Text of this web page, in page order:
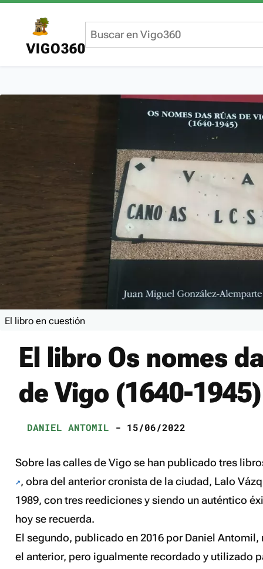
VIGO360
El libro en cuestión
El libro Os nomes
de Vigo (1640-1945)
DANIEL ANTOMIL - 15/06/2022
Sobre las calles de Vigo se han publicado tres
, obra del anterior cronista de la ciudad, Lalo
1989, con tres reediciones y siendo un auténtico
hoy se recuerda.
El segundo, publicado en 2016 por Daniel
el anterior, pero igualmente recordado y utilizado